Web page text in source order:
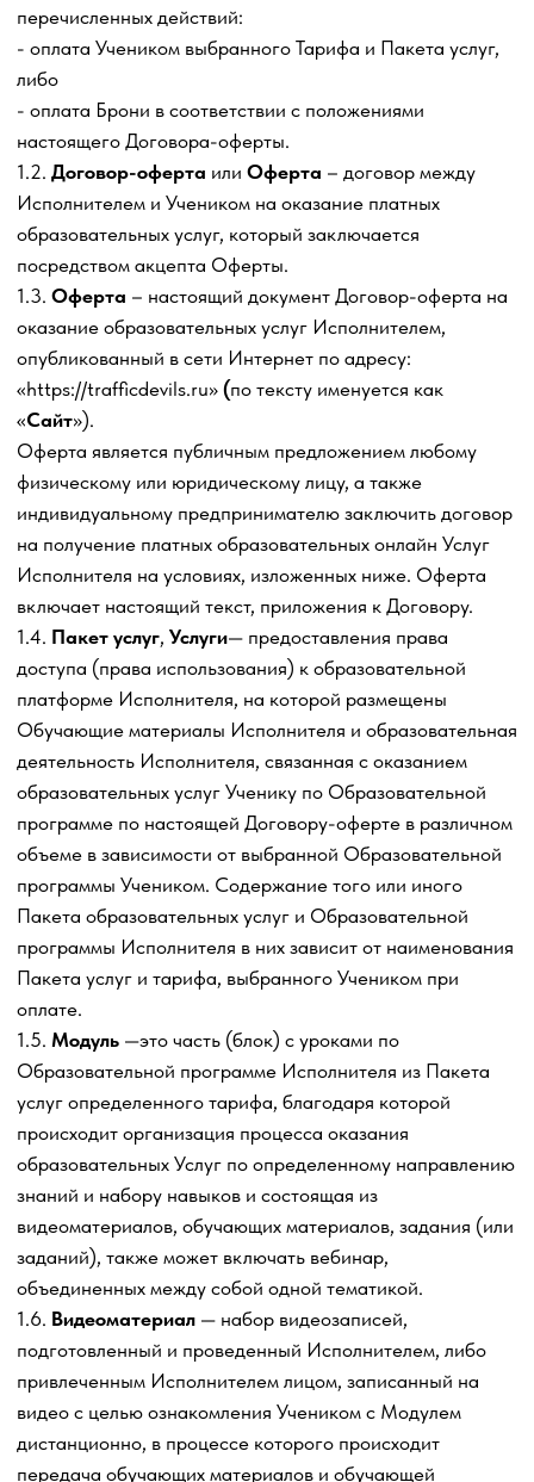
происходит организация процесса оказания
образовательных Услуг по определенному направлению
знаний и набору навыков и состоящая из
видеоматериалов, обучающих материалов, задания (или
заданий), также может включать вебинар,
объединенных между собой одной тематикой.
1.6.Видеоматериал— набор видеозаписей,
подготовленный и проведенный Исполнителем, либо
привлеченным Исполнителем лицом, записанный на
видео с целью ознакомления Учеником с Модулем
дистанционно, в процессе которого происходит
передача обучающих материалов и обучающей
информации по Образовательной программе Ученика
посредством Сети Интернет и мультимедийных систем.
1.7.Вебинар— это тематическое выступление
Исполнителя, либо привлеченного Исполнителем лица,
проходящее в режиме онлайн в сети Интернет для
Ученика, в ходе которого Ученикимеет возможность
задать вопросы, получить разъяснения, высказать
мнение по предмету вебинара. Ученик может принять
участие в вебинаре путем прослушивания и (или)
просмотра такого выступления в формате реального
времени, а при отсутствии у Ученика такой возможности
при помощи просмотра видеозаписи вебинара.
1.8.Информационные материалыилиОбучающие
материалы
виде конспектов или в иной форме записей (видео,
аудио и прочих) лекций, семинаров, вебинаров,
презентаций, графиков, тестов, графических
изображений, заданий и практических работ
осуществляемых Исполнителем лично либо
привлеченными третьими лицами в текстовой или любой
иной форме, а также иная обучающая информация и
обучающие материалы по Образовательной программе,
создаваемая и/или используемая Исполнителем в
рамках оказания образовательных Услуги.
Сайт — официальный сайт Исполнителя,
размещенный в сети Интернет, включая поддомены по
адресу:https://trafficdevils.ru.
— домашняя задание к самостоятельному
выполнению выполняемая Учеником по
Образовательной программе, которое дается в ходе
обучения, вне рамок взаимодействия с Исполнителем
для закрепления и отработки навыков и знаний,
полученных в ходе оказания образовательных Услуги.
Задание может направляться, обрабатываться,
проверятся и возвращаться с комментариями как
Исполнителем, так и привлеченным Исполнителем
лицом. Привлечение Исполнителем третьих лиц
производится по усмотрению исполнителя.
1.9. Платформа — автоматизированная система продаж
и ведения вебинаров, и на которой размещены
обучающие материалы и видео уроков по
Образовательной программе Исполнителя видео
материалов и т.п. в интерактивном режиме,
используемая Исполнителем для оказания
образовательных Услуг по настоящему Договору-
оферте, исключительные права на которую
принадлежат третьему лицу.
1.10. Бронь— денежные средства, оплачиваемые
Учеником в качестве обеспечения обязательств в виде
задатка при исполнении настоящего Договора-оферты.
Получая оплату в счет Брони Исполнитель гарантирует
Ученику оказание услуг в рамках выбранного Учеником
отказе Ученика от исполнения Договора оказания
образовательных Услуг денежные средства, уплаченные